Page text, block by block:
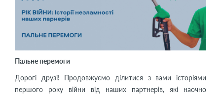
Пальне перемоги
Дорогі друзі! Продовжуємо ділитися з вами історіями
першого року війни від наших партнерів, які наочно